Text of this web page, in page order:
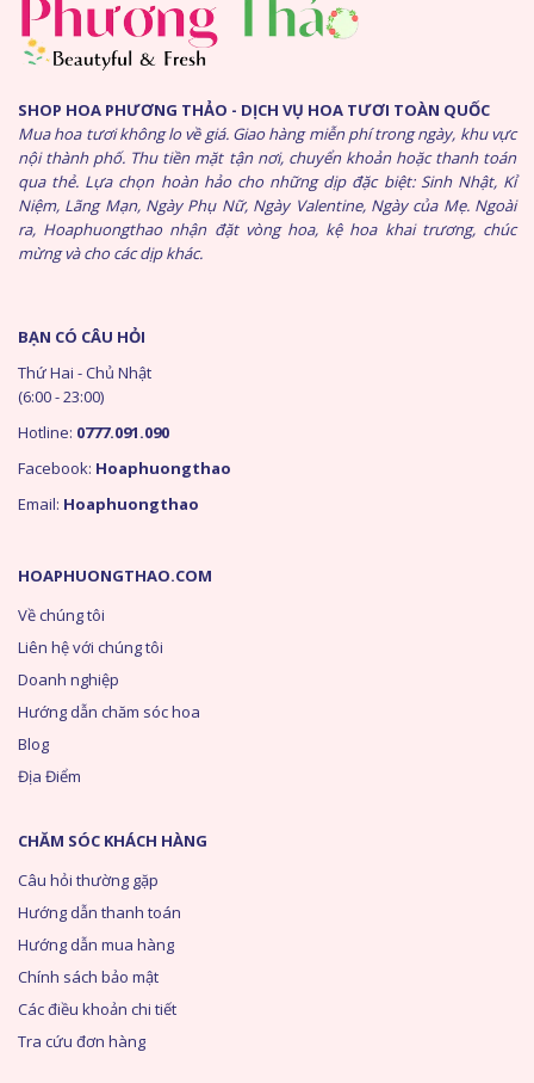
SHOP HOA PHƯƠNG THẢO - DỊCH VỤ HOA TƯƠI TOÀN QUỐC
Mua hoa tươi không lo về giá. Giao hàng miễn phí trong ngày, khu vực
nội thành phố. Thu tiền mặt tận nơi, chuyển khoản hoặc thanh toán
qua thẻ. Lựa chọn hoàn hảo cho những dịp đặc biệt: Sinh Nhật, Kỉ
Niệm, Lãng Mạn, Ngày Phụ Nữ, Ngày Valentine, Ngày của Mẹ. Ngoài
ra, Hoaphuongthao nhận đặt vòng hoa, kệ hoa khai trương, chúc
mừng và cho các dịp khác.
HOAPHUONGTHAO.COM
Về chúng tôi
Liên hệ với chúng tôi
Doanh nghiệp
Hướng dẫn chăm sóc hoa
Blog
Địa Điểm
CHĂM SÓC KHÁCH HÀNG
Câu hỏi thường gặp
Hướng dẫn thanh toán
Hướng dẫn mua hàng
Chính sách bảo mật
Các điều khoản chi tiết
Tra cứu đơn hàng
BẠN CÓ CÂU HỎI
Thứ Hai - Chủ Nhật
(6:00 - 23:00)
Hotline: 0777.091.090
Facebook: Hoaphuongthao
Email: Hoaphuongthao